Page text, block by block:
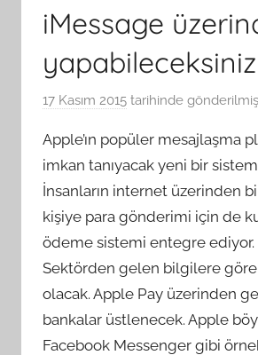
iMessage
yapabileceksiniz
17 Kasım 2015 tarihinde gönderilmiş
Apple’ın popüler mesajlaşma
imkan tanıyacak yeni bir
İnsanların internet üzerinden
kişiye para gönderimi için de
ödeme sistemi entegre ediyor.
Sektörden gelen bilgilere göre
olacak. Apple Pay üzerinden
bankalar üstlenecek. Apple
Facebook Messenger gibi